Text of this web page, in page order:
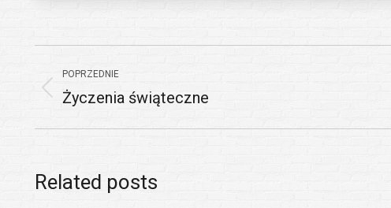
wpisów
POPRZEDNIE
Poprzedni
Życzenia świąteczne
Related posts